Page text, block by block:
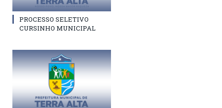
PROCESSO SELETIVO
CURSINHO MUNICIPAL